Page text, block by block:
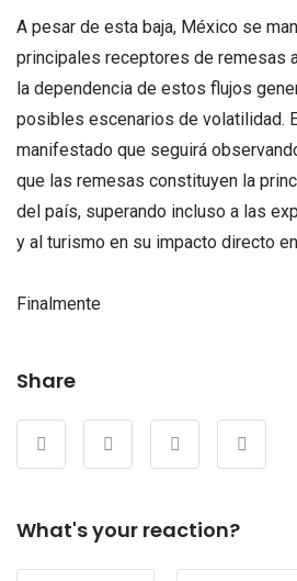
A pesar de esta baja, México se
principales receptores de remesas
la dependencia de estos flujos
posibles escenarios de volatilidad.
manifestado que seguirá
que las remesas constituyen la
del país, superando incluso a las
y al turismo en su impacto directo
Finalmente
Share
What's your reaction?